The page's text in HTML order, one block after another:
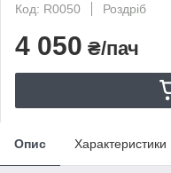
Код: R0050
Роздріб
4 050 ₴/пач
Опис Характеристики